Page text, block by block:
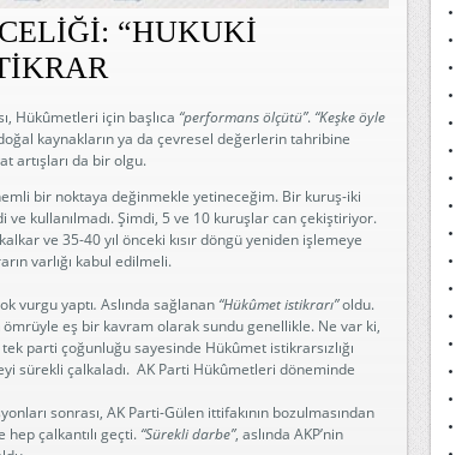
“HUKUKİ
Hükûmetleri için başlıca “performans ölçütü”. “Keşke öyle
kaynakların ya da çevresel değerlerin tahribine
artışları da bir olgu.
bir noktaya değinmekle yetineceğim. Bir kuruş-iki
kullanılmadı. Şimdi, 5 ve 10 kuruşlar can çekiştiriyor.
ve 35-40 yıl önceki kısır döngü yeniden işlemeye
varlığı kabul edilmeli.
vurgu yaptı. Aslında sağlanan “Hükûmet istikrarı”oldu.
eş bir kavram olarak sundu genellikle. Ne var ki,
parti çoğunluğu sayesinde Hükûmet istikrarsızlığı
sürekli çalkaladı. AK Parti Hükûmetleri döneminde
sonrası, AK Parti-Gülen ittifakının bozulmasından
hep çalkantılı geçti. “Sürekli darbe”, aslında AKP’nin